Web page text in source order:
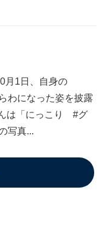
月1日、自身の
わになった姿を披露
は「にっこり #グ
写真...